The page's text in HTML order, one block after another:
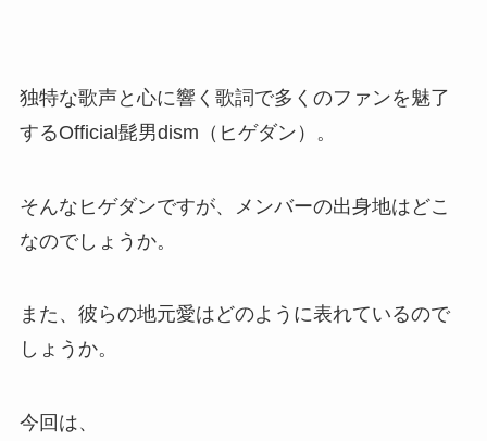
独特な歌声と心に響く歌詞で多くのファンを魅了
するOfficial髭男dism（ヒゲダン）。
そんなヒゲダンですが、メンバーの出身地はどこ
なのでしょうか。
また、彼らの地元愛はどのように表れているので
しょうか。
今回は、